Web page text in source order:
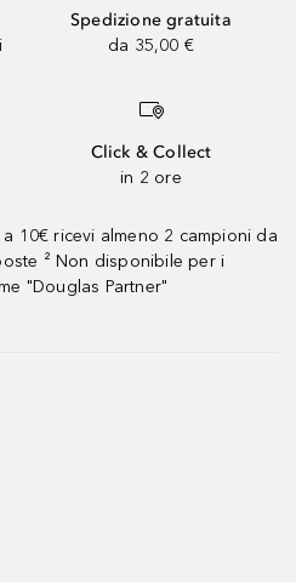
Spedizione gratuita
da 35,00 €
Click & Collect
in 2 ore
10€ ricevi almeno 2 campioni da
² Non disponibile per i
"Douglas Partner"